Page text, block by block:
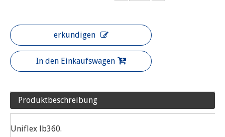
erkundigen
In den Einkaufswagen
Produktbeschreibung
Uniflex lb360.